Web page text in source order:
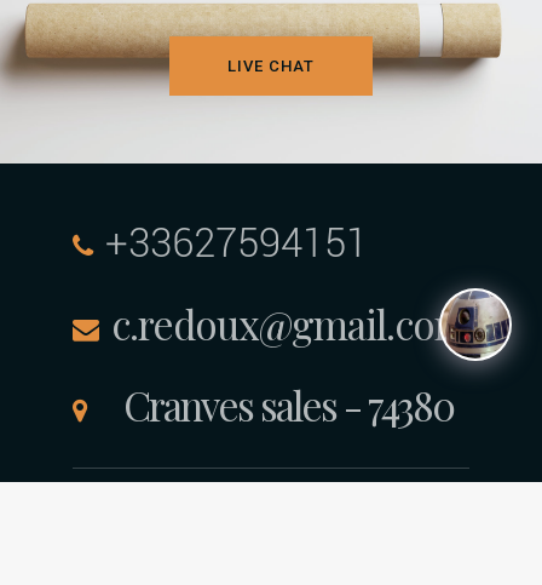
LIVE CHAT
+33627594151
c.redoux@gmail.com
Cranves sales - 74380